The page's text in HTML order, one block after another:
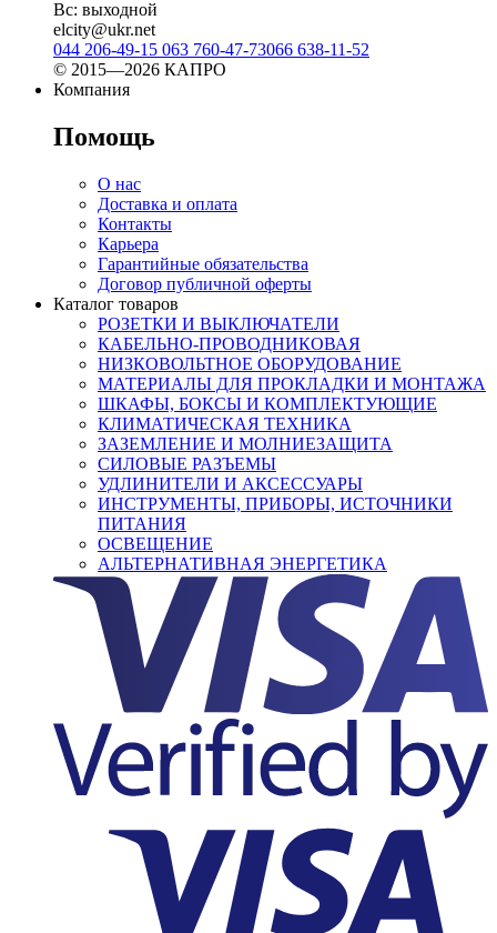
Вс: выходной
elcity@ukr.net
044 206-49-15 063 760-47-73066 638-11-52
© 2015—2026 КАПРО
Компания
Помощь
О нас
Доставка и оплата
Контакты
Карьера
Гарантийные обязательства
Договор публичной оферты
Каталог товаров
РОЗЕТКИ И ВЫКЛЮЧАТЕЛИ
КАБЕЛЬНО-ПРОВОДНИКОВАЯ
НИЗКОВОЛЬТНОЕ ОБОРУДОВАНИЕ
МАТЕРИАЛЫ ДЛЯ ПРОКЛАДКИ И МОНТАЖА
ШКАФЫ, БОКСЫ И КОМПЛЕКТУЮЩИЕ
КЛИМАТИЧЕСКАЯ ТЕХНИКА
ЗАЗЕМЛЕНИЕ И МОЛНИЕЗАЩИТА
СИЛОВЫЕ РАЗЪЕМЫ
УДЛИНИТЕЛИ И АКСЕССУАРЫ
ИНСТРУМЕНТЫ, ПРИБОРЫ, ИСТОЧНИКИ
ПИТАНИЯ
ОСВЕЩЕНИЕ
АЛЬТЕРНАТИВНАЯ ЭНЕРГЕТИКА